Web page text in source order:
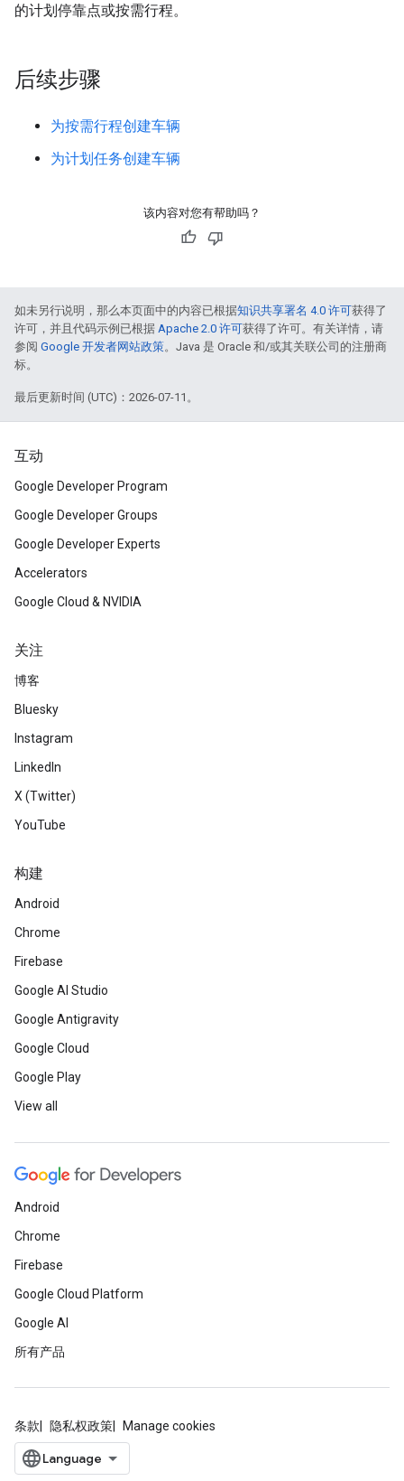
的计划停靠点或按需行程。
后续步骤
为按需行程创建车辆
为计划任务创建车辆
该内容对您有帮助吗？
如未另行说明，那么本页面中的内容已根据知识共享署名 4.0 许可获得了
许可，并且代码示例已根据 Apache 2.0 许可获得了许可。有关详情，请
参阅 Google 开发者网站政策。Java 是 Oracle 和/或其关联公司的注册商
标。
最后更新时间 (UTC)：2026-07-11。
互动
Google Developer Program
Google Developer Groups
Google Developer Experts
Accelerators
Google Cloud & NVIDIA
关注
博客
Bluesky
Instagram
LinkedIn
X (Twitter)
YouTube
构建
Android
Chrome
Firebase
Google AI Studio
Google Antigravity
Google Cloud
Google Play
View all
Android
Chrome
Firebase
Google Cloud Platform
Google AI
所有产品
条款 隐私权政策 Manage cookies